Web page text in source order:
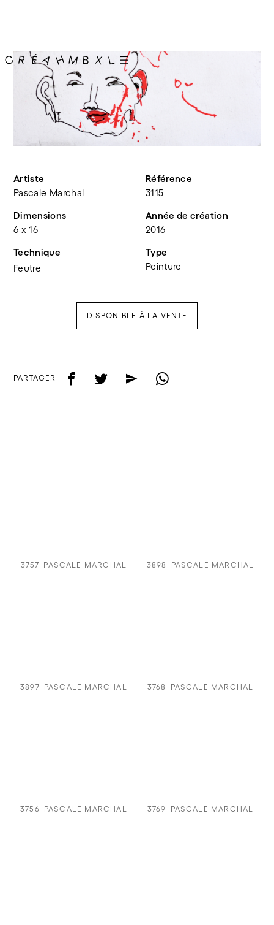
Artiste
Pascale Marchal
Référence
3115
Dimensions
6 x 16
Année de création
2016
Technique
Feutre
Type
Peinture
DISPONIBLE À LA VENTE
PARTAGER f t e w
3757 PASCALE MARCHAL 3898 PASCALE MARCHAL
3897 PASCALE MARCHAL 3768 PASCALE MARCHAL
3756 PASCALE MARCHAL 3769 PASCALE MARCHAL